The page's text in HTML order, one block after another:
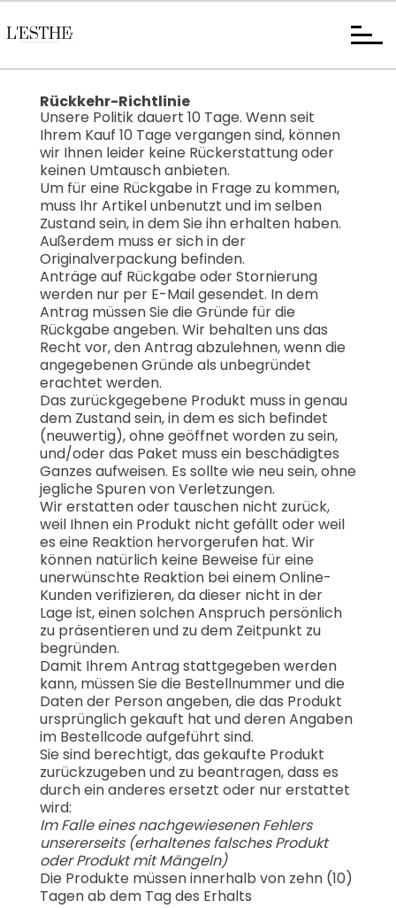
Rückkehr-Richtlinie
Unsere Politik dauert 10 Tage. Wenn seit
Ihrem Kauf 10 Tage vergangen sind, können
wir Ihnen leider keine Rückerstattung oder
keinen Umtausch anbieten.
Um für eine Rückgabe in Frage zu kommen,
muss Ihr Artikel unbenutzt und im selben
Zustand sein, in dem Sie ihn erhalten haben.
Außerdem muss er sich in der
Originalverpackung befinden.
Anträge auf Rückgabe oder Stornierung
werden nur per E-Mail gesendet. In dem
Antrag müssen Sie die Gründe für die
Rückgabe angeben. Wir behalten uns das
Recht vor, den Antrag abzulehnen, wenn die
angegebenen Gründe als unbegründet
erachtet werden.
Das zurückgegebene Produkt muss in genau
dem Zustand sein, in dem es sich befindet
(neuwertig), ohne geöffnet worden zu sein,
und/oder das Paket muss ein beschädigtes
Ganzes aufweisen. Es sollte wie neu sein, ohne
jegliche Spuren von Verletzungen.
Wir erstatten oder tauschen nicht zurück,
weil Ihnen ein Produkt nicht gefällt oder weil
es eine Reaktion hervorgerufen hat. Wir
können natürlich keine Beweise für eine
unerwünschte Reaktion bei einem Online-
Kunden verifizieren, da dieser nicht in der
Lage ist, einen solchen Anspruch persönlich
zu präsentieren und zu dem Zeitpunkt zu
begründen.
Damit Ihrem Antrag stattgegeben werden
kann, müssen Sie die Bestellnummer und die
Daten der Person angeben, die das Produkt
ursprünglich gekauft hat und deren Angaben
im Bestellcode aufgeführt sind.
Sie sind berechtigt, das gekaufte Produkt
zurückzugeben und zu beantragen, dass es
durch ein anderes ersetzt oder nur erstattet
wird:
Im Falle eines nachgewiesenen Fehlers
unsererseits (erhaltenes falsches Produkt
oder Produkt mit Mängeln)
Die Produkte müssen innerhalb von zehn (10)
Tagen ab dem Tag des Erhalts